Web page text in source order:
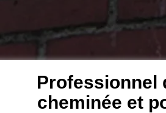
Professionnel
cheminée et